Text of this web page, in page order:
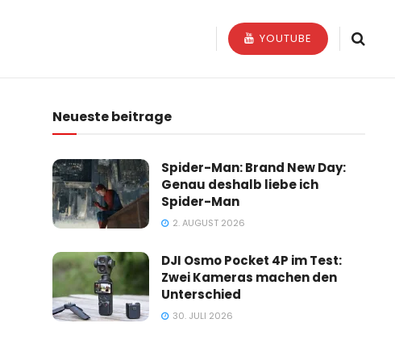
YOUTUBE
Neueste beitrage
Spider-Man: Brand New Day:
Genau deshalb liebe ich
Spider-Man
2. AUGUST 2026
DJI Osmo Pocket 4P im Test:
Zwei Kameras machen den
Unterschied
30. JULI 2026